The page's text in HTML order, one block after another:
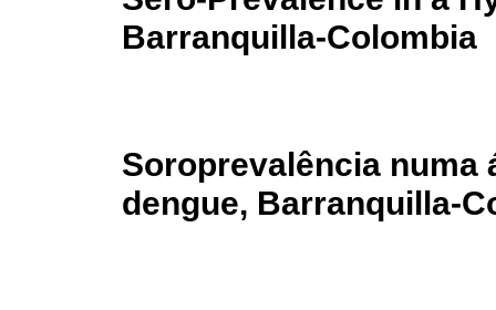
Barranquilla-Colombia
Soroprevalência numa
dengue, Barranquilla-